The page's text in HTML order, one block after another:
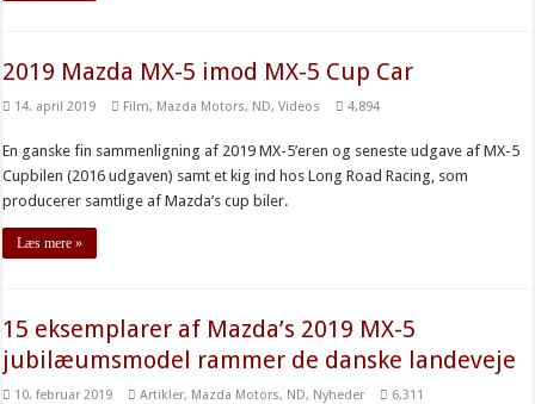
2019 Mazda MX-5 imod MX-5 Cup Car
14. april 2019 Film, Mazda Motors, ND,Videos 4,894
En ganske fin sammenligning af 2019 MX-5’eren og seneste udgave af MX-5
Cupbilen (2016 udgaven) samt et kig ind hos Long Road Racing, som
producerer samtlige af Mazda’s cup biler.
Læs mere »
15 eksemplarer af Mazda’s 2019 MX-5
jubilæumsmodel rammer de danske landeveje
10. februar 2019 Artikler, Mazda Motors, ND, Nyheder 6,311